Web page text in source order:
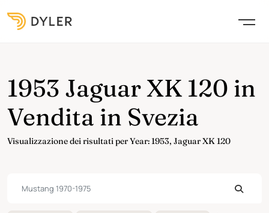
1953 Jaguar XK 120 in
Vendita in Svezia
Visualizzazione dei risultati per Year: 1953, Jaguar XK 120